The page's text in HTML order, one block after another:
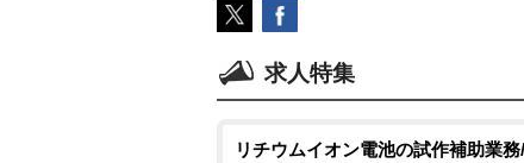
求人特集
リチウムイオン電池の試作補助業